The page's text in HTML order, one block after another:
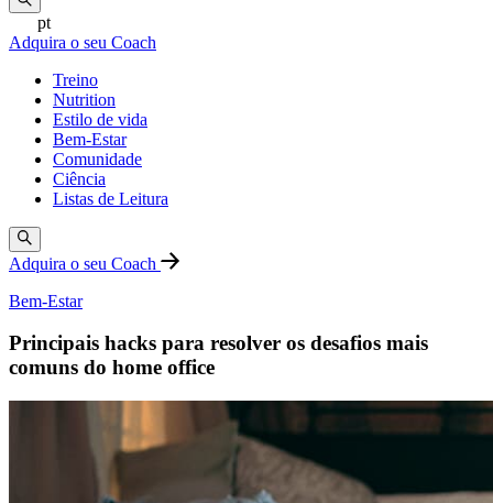
pt
Adquira o seu Coach
Treino
Nutrition
Estilo de vida
Bem-Estar
Comunidade
Ciência
Listas de Leitura
Adquira o seu Coach
Bem-Estar
Principais hacks para resolver os desafios mais
comuns do home office